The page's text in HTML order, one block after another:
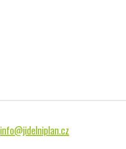
info@jidelniplan.cz